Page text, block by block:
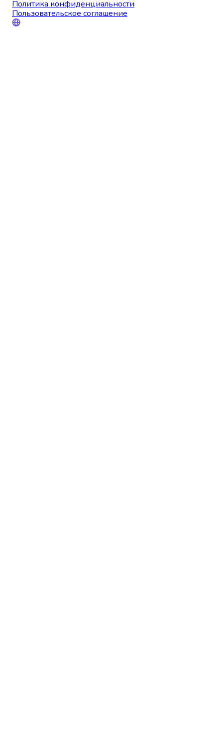
Политика конфиденциальности
Пользовательское соглашение